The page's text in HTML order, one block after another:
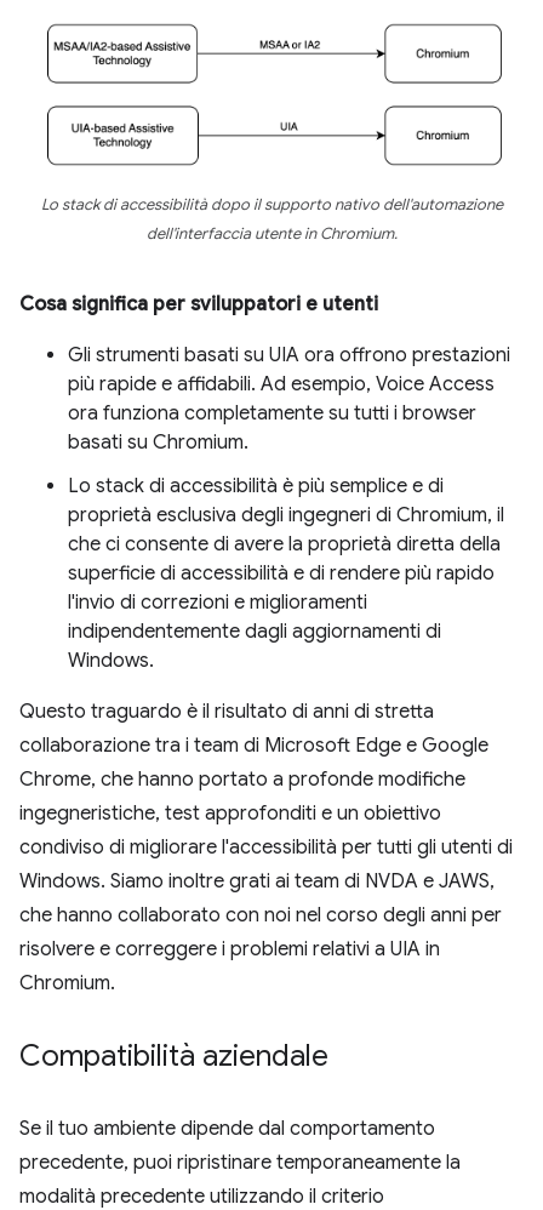
Lo stack di accessibilità dopo il supporto nativo dell'automazione
dell'interfaccia utente in Chromium.
Cosa significa per sviluppatori e utenti
Gli strumenti basati su UIA ora offrono prestazioni
più rapide e affidabili. Ad esempio, Voice Access
ora funziona completamente su tutti i browser
basati su Chromium.
Lo stack di accessibilità è più semplice e di
proprietà esclusiva degli ingegneri di Chromium, il
che ci consente di avere la proprietà diretta della
superficie di accessibilità e di rendere più rapido
l'invio di correzioni e miglioramenti
indipendentemente dagli aggiornamenti di
Windows.
Questo traguardo è il risultato di anni di stretta
collaborazione tra i team di Microsoft Edge e Google
Chrome, che hanno portato a profonde modifiche
ingegneristiche, test approfonditi e un obiettivo
condiviso di migliorare l'accessibilità per tutti gli utenti di
Windows. Siamo inoltre grati ai team di NVDA e JAWS,
che hanno collaborato con noi nel corso degli anni per
risolvere e correggere i problemi relativi a UIA in
Chromium.
Compatibilità aziendale
Se il tuo ambiente dipende dal comportamento
precedente, puoi ripristinare temporaneamente la
modalità precedente utilizzando il criterio